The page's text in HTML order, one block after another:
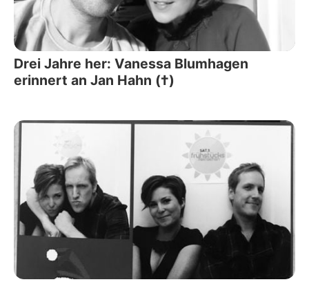
Drei Jahre her: Vanessa Blumhagen
erinnert an Jan Hahn (†)